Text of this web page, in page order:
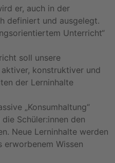
er, auch in der
definiert und ausgelegt.
Unterricht“
soll unsere
konstruktiver und
der Lerninhalte
„Konsumhaltung“
Schüler:innen den
Neue Lerninhalte werden
Wissen